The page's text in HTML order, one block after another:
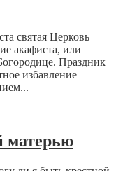
святая Церковь
акафиста, или
Праздник
избавление
матерью